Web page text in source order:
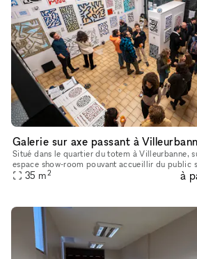
Galerie sur axe passant à
Situé dans le quartier du totem à Villeurbanne,
espace show-room pouvant accueillir du public
rangement/stockage en arrière salle sur environ
35 m2 à